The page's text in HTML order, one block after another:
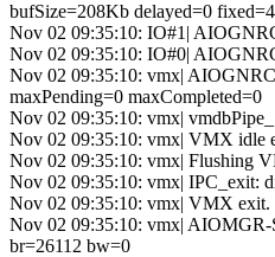
bufSize=208Kb delayed=0
Nov 02 09:35:10: IO#1|
Nov 02 09:35:10: IO#0|
Nov 02 09:35:10: vmx|
maxPending=0 maxCompleted=0
Nov 02 09:35:10: vmx|
Nov 02 09:35:10: vmx| VMX idle
Nov 02 09:35:10: vmx| Flushing
Nov 02 09:35:10: vmx| IPC_exit:
Nov 02 09:35:10: vmx| VMX exit.
Nov 02 09:35:10: vmx|
br=26112 bw=0